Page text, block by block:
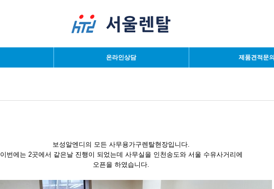
온라인상담 제품견적문의
보성알엔디의 모든 사무용가구렌탈현장입니다.
이번에는 2곳에서 같은날 진행이 되었는데 사무실을 인천송도와 서울 수유사거리에
오픈을 하였습니다.